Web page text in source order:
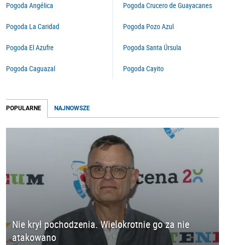
Pogoda Angélica
Pogoda La Caridad
Pogoda El Azufre
Pogoda Caguazal
Pogoda Crucero de Guayacanes
Pogoda Pozo Azul
Pogoda Santa Úrsula
Pogoda Cayito
POPULARNE NAJNOWSZE
Nie krył pochodzenia. Wielokrotnie go za nie
atakowano